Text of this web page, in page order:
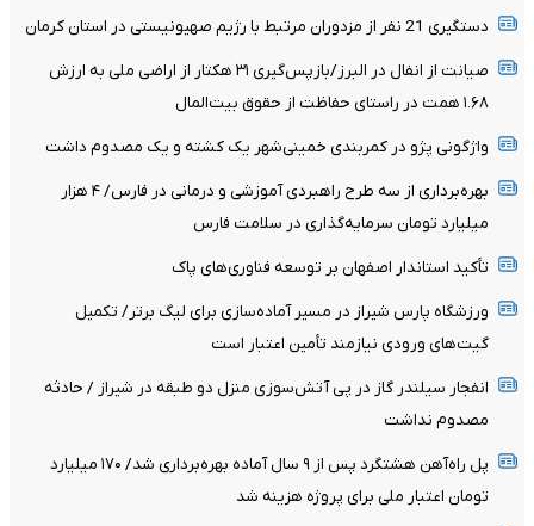
دستگیری 21 نفر از مزدوران مرتبط با رژیم صهیونیستی در استان کرمان
صیانت از انفال در البرز/بازپس‌گیری ۳۱ هکتار از اراضی ملی به ارزش
۱.۶۸ همت در راستای حفاظت از حقوق بیت‌المال
واژگونی پژو در کمربندی خمینی‌شهر یک کشته و یک مصدوم داشت
بهره‌برداری از سه طرح راهبردی آموزشی و درمانی در فارس/ ۴ هزار
میلیارد تومان سرمایه‌گذاری در سلامت فارس
تأکید استاندار اصفهان بر توسعه فناوری‌های پاک
ورزشگاه پارس شیراز در مسیر آماده‌سازی برای لیگ برتر/ تکمیل
گیت‌های ورودی نیازمند تأمین اعتبار است
انفجار سیلندر گاز در پی آتش‌سوزی منزل دو طبقه در شیراز / حادثه
مصدوم نداشت
پل راه‌آهن هشتگرد پس از ۹ سال آماده بهره‌برداری شد/ ۱۷۰ میلیارد
تومان اعتبار ملی برای پروژه هزینه شد